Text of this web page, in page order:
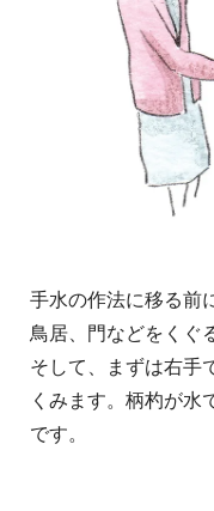
手水の作法に移る前
鳥居、門などをくぐ
そして、まずは右手
くみます。柄杓が水
です。